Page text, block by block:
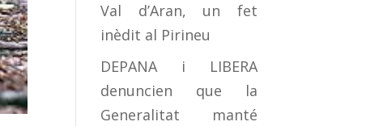
Val d’Aran, un fet
inèdit al Pirineu
DEPANA i LIBERA
denuncien que la
Generalitat manté